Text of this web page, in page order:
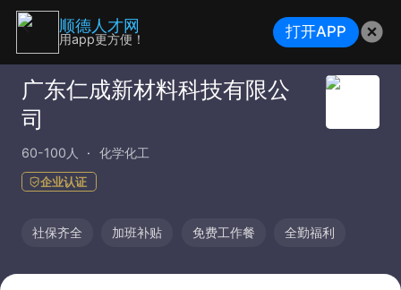
广东仁成新材料科技有限公
司
60-100人 化学化工
企业认证
社保齐全 加班补贴 免费工作餐 全勤福利
顺德人才网
用app更方便！ 打开APP